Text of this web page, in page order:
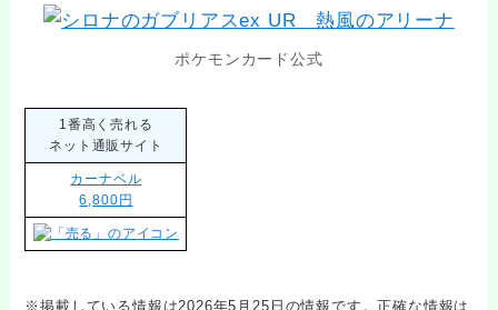
ポケモンカード公式
1番高く売れる
ネット通販サイト
カーナベル
6,800円
※掲載している情報は2026年5月25日の情報です。正確な情報は